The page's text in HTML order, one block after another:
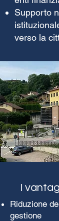
Supporto
verso la
I
Riduzione
gestione